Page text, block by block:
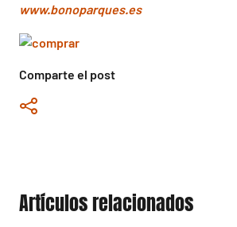
Comparte el post
www.bonoparques.es
Artículos relacionados